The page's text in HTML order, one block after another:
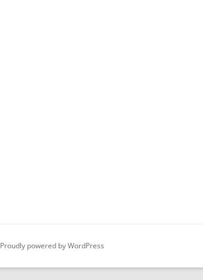
Proudly powered by WordPress